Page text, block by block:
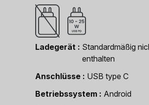
Ladegerät
Standardmäßig
enthalten
Anschlüsse
USB type C
Betriebssystem
Android